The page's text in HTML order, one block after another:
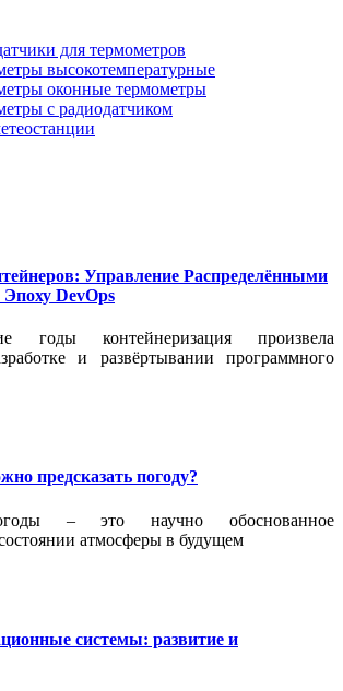
для термометров
высокотемпературные
оконные термометры
с радиодатчиком
Управление Распределёнными
DevOps
годы контейнеризация произвела
и развёртывании программного
предсказать погоду?
– это научно обоснованное
атмосферы в будущем
системы: развитие и